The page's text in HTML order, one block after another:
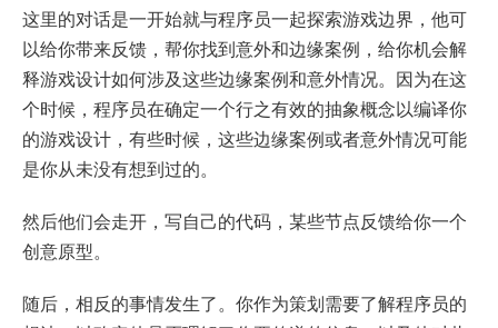
这里的对话是一开始就与程序员一起探索游戏边界，他可
以给你带来反馈，帮你找到意外和边缘案例，给你机会解
释游戏设计如何涉及这些边缘案例和意外情况。因为在这
个时候，程序员在确定一个行之有效的抽象概念以编译你
的游戏设计，有些时候，这些边缘案例或者意外情况可能
是你从未没有想到过的。
然后他们会走开，写自己的代码，某些节点反馈给你一个
创意原型。
随后，相反的事情发生了。你作为策划需要了解程序员的